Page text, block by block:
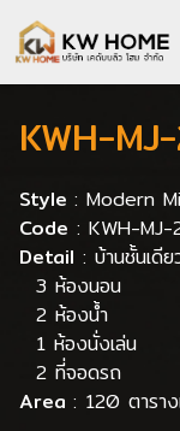
KWH-
Style : Modern
Code : KWH-MJ-
Detail : บ้านชั้นเดีย
3 ห้องนอน
2 ห้องน้ำ
1 ห้องนั่งเล่น
2 ที่จอดรถ
Area : 120 ตาราง